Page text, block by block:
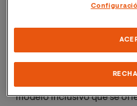
docentes en competencias
DigCompEdu. Un
competencias del
modelo inclusivo que se